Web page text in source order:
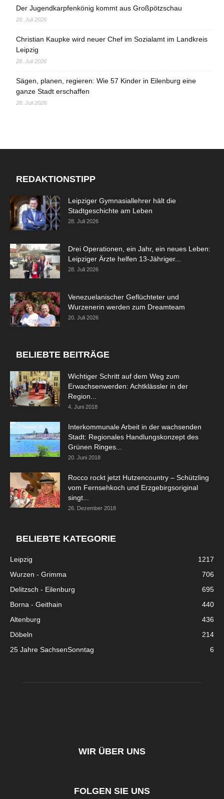
Der Jugendkarpfenkönig kommt aus Großpötzschau
28. Juli 2026
Christian Kaupke wird neuer Chef im Sozialamt im Landkreis
Leipzig
28. Juli 2026
Sägen, planen, regieren: Wie 57 Kinder in Eilenburg eine
ganze Stadt erschaffen
28. Juli 2026
REDAKTIONSTIPP
Leipziger Gymnasiallehrer hält die
Stadtgeschichte am Leben
28. Juli 2026
Drei Operationen, ein Jahr, ein neues Leben:
Leipziger Ärzte helfen 13-Jähriger...
28. Juli 2026
Venezuelanischer Geflüchteter und
Wurzenerin werden zum Dreamteam
20. Juli 2026
BELIEBTE BEITRÄGE
Wichtiger Schritt auf dem Weg zum
Erwachsenwerden: Achtklässler in der
Region...
4. Juni 2018
Interkommunale Arbeit in der wachsenden
Stadt: Regionales Handlungskonzept des
Grünen Ringes...
20. Juni 2018
Rocco rockt jetzt Hutzencountry – Schützling
vom Fernsehkoch und Erzgebirgsoriginal
singt...
26. Dezember 2018
BELIEBTE KATEGORIE
Leipzig
1217
Wurzen - Grimma
706
Delitzsch - Eilenburg
695
Borna - Geithain
440
Altenburg
436
Döbeln
214
25 Jahre SachsenSonntag
6
WIR ÜBER UNS
FOLGEN SIE UNS